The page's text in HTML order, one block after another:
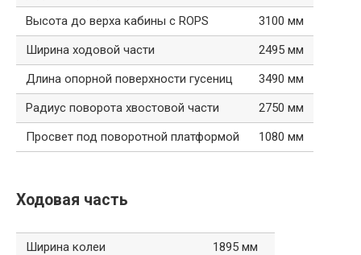
Высота до верха кабины с ROPS
3100 мм
Ширина ходовой части
2495 мм
Длина опорной поверхности гусениц
3490 мм
Радиус поворота хвостовой части
2750 мм
Просвет под поворотной платформой
1080 мм
Ходовая часть
Ширина колеи
1895 мм